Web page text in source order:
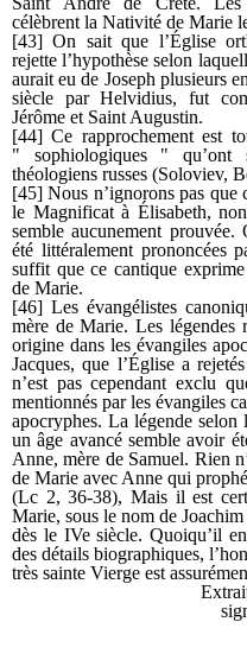
célèbrent la Nativité de Marie
[43] On sait que l’Église
rejette l’hypothèse selon
aurait eu de Joseph plusieurs
siècle par Helvidius, fut
Jérôme et Saint Augustin.
[44] Ce rapprochement est
" sophiologiques " qu’ont
théologiens russes (Soloviev,
[45] Nous n’ignorons pas que
le Magnificat à Élisabeth,
semble aucunement
été littéralement prononcées
suffit que ce cantique
de Marie.
[46] Les évangélistes
mère de Marie. Les légendes
origine dans les évangiles
Jacques, que l’Église a
n’est pas cependant exclu
mentionnés par les évangiles
apocryphes. La légende
un âge avancé semble avoir
Anne, mère de Samuel. Rien
de Marie avec Anne qui
(Lc 2, 36-38), Mais il est
Marie, sous le nom de
dès le IVe siècle. Quoiqu’il
des détails biographiques,
très sainte Vierge est